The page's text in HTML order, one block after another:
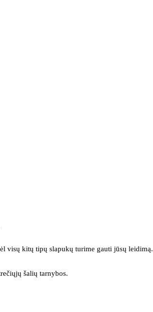
visų kitų tipų slapukų turime gauti jūsų leidimą.
šalių tarnybos.